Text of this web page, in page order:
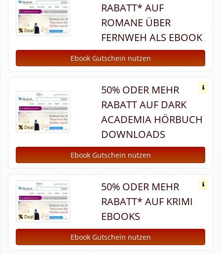
RABATT* AUF
ROMANE ÜBER
FERNWEH ALS EBOOK
Ebook Gutschein nutzen
50% ODER MEHR
RABATT AUF DARK
ACADEMIA HÖRBUCH
DOWNLOADS
Ebook Gutschein nutzen
50% ODER MEHR
RABATT* AUF KRIMI
EBOOKS
Ebook Gutschein nutzen